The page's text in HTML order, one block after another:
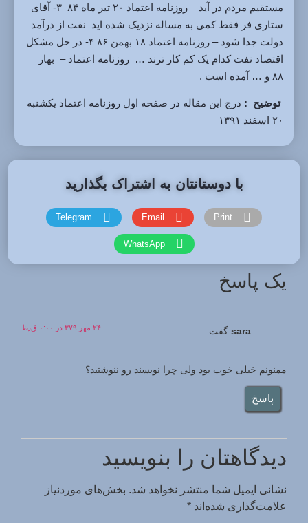
مستقیم مردم در آید – روزنامه اعتماد ۲۰ تیر ماه ۸۴ ۳- آقای
ستاری فر فقط کمی به مساله نزدیک شده اید نفت از درآمد
دولت جدا شود – روزنامه اعتماد ۱۸ بهمن ۸۶ ۴- در حل مشکل
اقتصاد نفت کدام یک کم کار ترند … روزنامه اعتماد – بهار
۸۸ و … آمده است .
توضیح : درج این مقاله در صفحه اول روزنامه اعتماد یکشنبه
۲۰ اسفند ۱۳۹۱
با دوستانتان به اشتراک بگذارید
Print
Email
Telegram
WhatsApp
یک پاسخ
sara گفت: ۲۴ مهر ۳۷۹ در ۰:۰۰ ق٫ظ
ممنونم خیلی خوب بود ولی چرا نویسند رو ننوشتید؟
پاسخ
دیدگاهتان را بنویسید
نشانی ایمیل شما منتشر نخواهد شد. بخش‌های موردنیاز
علامت‌گذاری شده‌اند*